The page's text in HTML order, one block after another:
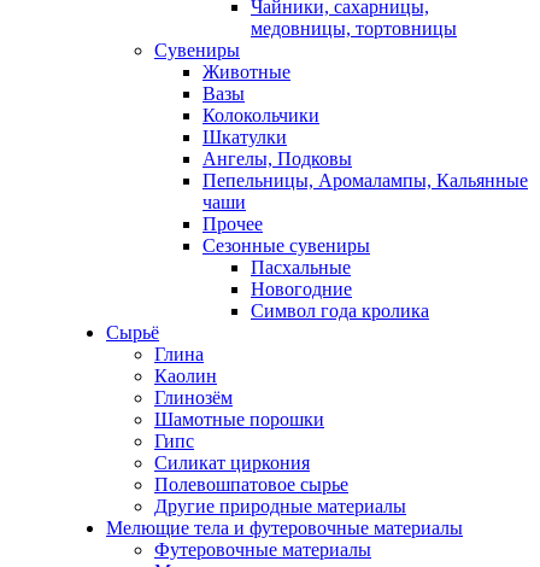
Чайники, сахарницы,
медовницы, тортовницы
Сувениры
Животные
Вазы
Колокольчики
Шкатулки
Ангелы, Подковы
Пепельницы, Аромалампы, Кальянные
чаши
Прочее
Сезонные сувениры
Пасхальные
Новогодние
Символ года кролика
Сырьё
Глина
Каолин
Глинозём
Шамотные порошки
Гипс
Силикат циркония
Полевошпатовое сырье
Другие природные материалы
Мелющие тела и футеровочные материалы
Футеровочные материалы